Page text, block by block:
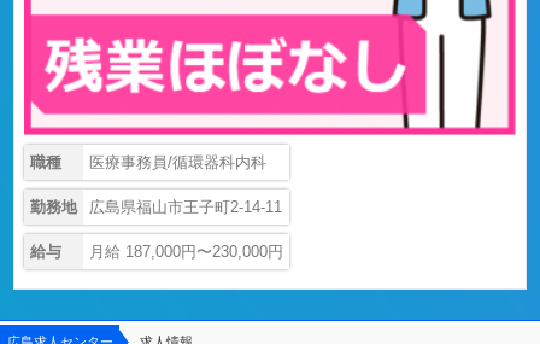
職種 医療事務員/循環器科内科
勤務地 広島県福山市王子町2-14-11
給与 月給 187,000円〜230,000円